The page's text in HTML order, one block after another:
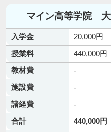
マイン高等学院 大
入学金
20,000円
授業料
440,000円
教材費
-
施設費
-
諸経費
-
合計
440,000円